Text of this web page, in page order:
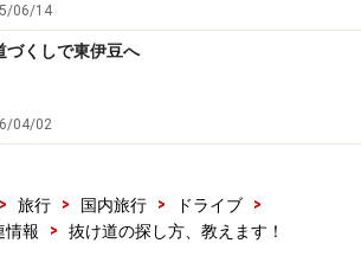
06/14
づくしで東伊豆へ
04/02
> 旅行 > 国内旅行 > ドライブ
>
情報
> 抜け道の探し方、教えます！